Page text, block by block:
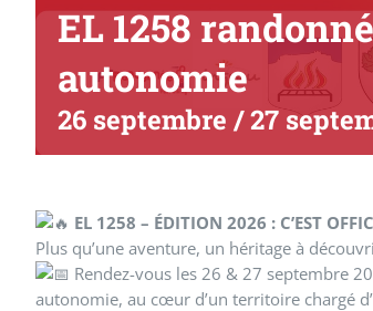
EL 1258
autonomie
26 septembre /27
EL 1258 – ÉDITION 2026 : C’EST
Plus qu’une aventure, un héritage à
Rendez-vous les 26 & 27 septembre
autonomie, au cœur d’un territoire chargé